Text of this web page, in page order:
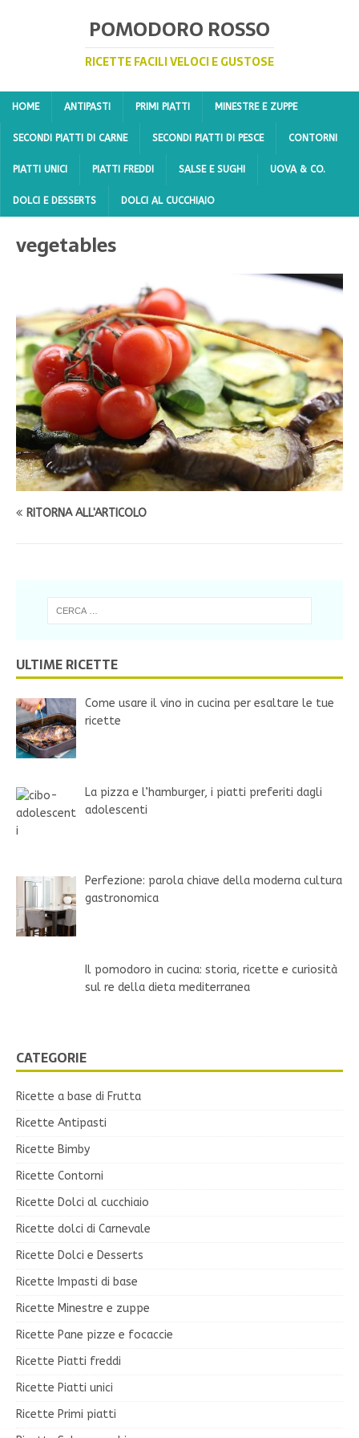
POMODORO ROSSO
RICETTE FACILI VELOCI E GUSTOSE
HOME ANTIPASTI PRIMI PIATTI MINESTRE E ZUPPE
SECONDI PIATTI DI CARNE SECONDI PIATTI DI PESCE CONTORNI
PIATTI UNICI PIATTI FREDDI SALSE E SUGHI UOVA & CO.
DOLCI E DESSERTS DOLCI AL CUCCHIAIO
vegetables
RITORNA ALL'ARTICOLO
ULTIME RICETTE
Come usare il vino in cucina per esaltare le tue
ricette
La pizza e l’hamburger, i piatti preferiti dagli
adolescenti
Perfezione: parola chiave della moderna cultura
gastronomica
Il pomodoro in cucina: storia, ricette e curiosità
sul re della dieta mediterranea
CATEGORIE
Ricette a base di Frutta
Ricette Antipasti
Ricette Bimby
Ricette Contorni
Ricette Dolci al cucchiaio
Ricette dolci di Carnevale
Ricette Dolci e Desserts
Ricette Impasti di base
Ricette Minestre e zuppe
Ricette Pane pizze e focaccie
Ricette Piatti freddi
Ricette Piatti unici
Ricette Primi piatti